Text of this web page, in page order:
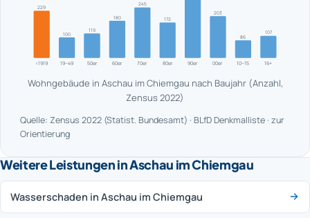
<1919
229
19–49
100
50er
119
60er
180
70er
245
80er
172
90er 00er
203
10–15
86
16+
107
Wohngebäude in Aschau im Chiemgau nach Baujahr (Anzahl,
Zensus 2022)
Quelle: Zensus 2022 (Statist. Bundesamt) · BLfD Denkmalliste · zur
Orientierung
Weitere Leistungen in Aschau im Chiemgau
Wasserschaden in Aschau im Chiemgau